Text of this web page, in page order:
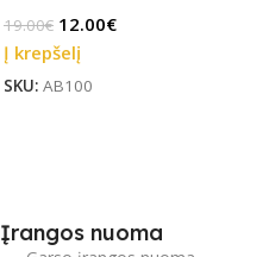
19.00€ 12.00€
Į krepšelį
SKU: AB100
Įrangos nuoma